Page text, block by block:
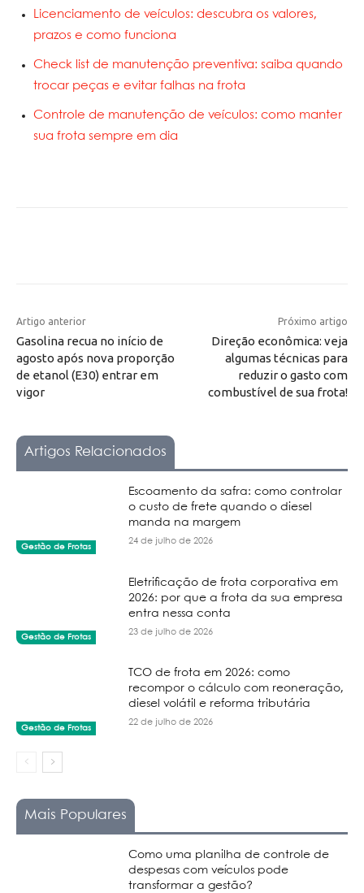
Licenciamento de veículos: descubra os valores,
prazos e como funciona
Check list de manutenção preventiva: saiba quando
trocar peças e evitar falhas na frota
Controle de manutenção de veículos: como manter
sua frota sempre em dia
Artigo anterior
Gasolina recua no início de
agosto após nova proporção
de etanol (E30) entrar em
vigor
Próximo artigo
Direção econômica: veja
algumas técnicas para
reduzir o gasto com
combustível de sua frota!
Artigos Relacionados
Gestão de Frotas
Escoamento da safra: como controlar
o custo de frete quando o diesel
manda na margem
24 de julho de 2026
Gestão de Frotas
Eletrificação de frota corporativa em
2026: por que a frota da sua empresa
entra nessa conta
23 de julho de 2026
Gestão de Frotas
TCO de frota em 2026: como
recompor o cálculo com reoneração,
diesel volátil e reforma tributária
22 de julho de 2026
Mais Populares
Como uma planilha de controle de
despesas com veículos pode
transformar a gestão?